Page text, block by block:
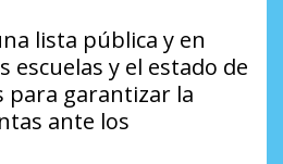
lista pública y en
escuelas y el estado de
para garantizar la
ante los